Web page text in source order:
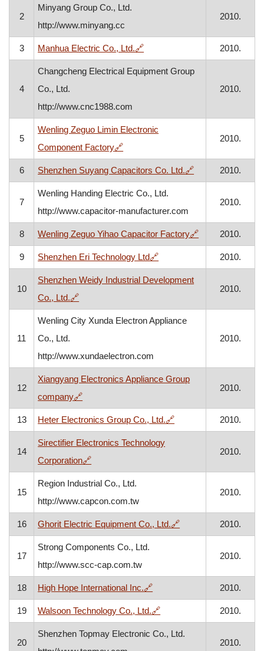
2
Minyang Group Co., Ltd.
http://www.minyang.cc
2010.
3 Manhua Electric Co., Ltd.🔗, otvara se u novom prozoru
2010.
4
Changcheng Electrical Equipment Group
Co., Ltd.
http://www.cnc1988.com
2010.
5
Wenling Zeguo Limin Electronic
Component Factory🔗, otvara se u novom prozoru
2010.
6 Shenzhen Suyang Capacitors Co. Ltd.🔗, otvara se u
2010.
7
Wenling Handing Electric Co., Ltd.
http://www.capacitor-manufacturer.com
2010.
8 Wenling Zeguo Yihao Capacitor Factory🔗, otvara se u
2010.
9 Shenzhen Eri Technology Ltd🔗, otvara se u novom
2010.
10
Shenzhen Weidy Industrial Development
Co., Ltd.🔗, otvara se u novom prozoru
2010.
11
Wenling City Xunda Electron Appliance
Co., Ltd.
http://www.xundaelectron.com
2010.
12
Xiangyang Electronics Appliance Group
company🔗, otvara se u novom prozoru
2010.
13 Heter Electronics Group Co., Ltd.🔗, otvara se u novom
2010.
14
Sirectifier Electronics Technology
Corporation🔗, otvara se u novom prozoru
2010.
15
Region Industrial Co., Ltd.
http://www.capcon.com.tw
2010.
16 Ghorit Electric Equipment Co., Ltd.🔗, otvara se u novom
2010.
17
Strong Components Co., Ltd.
http://www.scc-cap.com.tw
2010.
18 High Hope International Inc.🔗, otvara se u novom prozoru
2010.
19 Walsoon Technology Co., Ltd.🔗, otvara se u novom
2010.
20
Shenzhen Topmay Electronic Co., Ltd.
2010.